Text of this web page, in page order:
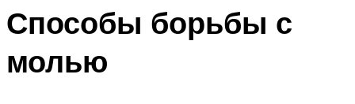
Способы борьбы с
молью